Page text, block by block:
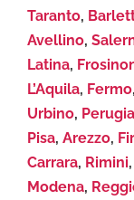
Taranto,
Avellino,
Latina,
L’Aquila, Fermo,
Urbino, Perugia
Pisa, Arezzo,
Carrara, Rimini,
Modena,